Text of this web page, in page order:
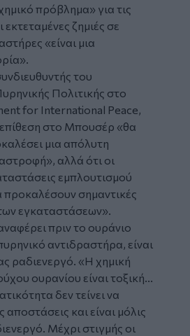
πρόβλημα» για τις
ζημιές σε
«είναι μια
του
Πολιτικής στο
for International Peace,
επίθεση στο Μπουσέρ «θα
μια απόλυτη
αλλά ότι οι
εμπλουτισμού
προκαλέσουν σημαντικές
εγκαταστάσεων».
πριν το ουράνιο
αντιδραστήρα, είναι
ραδιενεργό. «Η χημική
ουρανίου είναι τοξική...
δεν τείνει να
αποστάσεις και είναι μόλις
Μέχρι στιγμής οι